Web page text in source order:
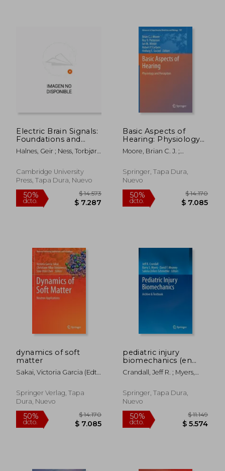
50%
dcto. $ 9.085 dcto.
Electric Brain Signals:
Foundations and
Applications of
Biophysical Modeling
Halnes, Geir ; Ness, Torbjørn
Cambridge University
Press, Tapa Dura, Nuevo
Basic Aspects of
Hearing: Physiology
and Perception (en
Inglés)
Moore, Brian C. J. ;
Ian M.
Springer, Tapa Dura,
Nuevo
dynamics of soft
matter
Sakai, Victoria Garcia (edt)/
Christiane (edt)/ Chen,
Sow-Hsin (edt)
Springer Verlag, Tapa
Dura, Nuevo
pediatric injury
biomechanics (en
Inglés)
Crandall, Jeff R. ; Myers,
Springer, Tapa Dura,
Nuevo